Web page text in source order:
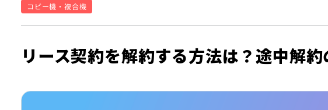
コピー機・複合機
リース契約を解約する方法は？途中解